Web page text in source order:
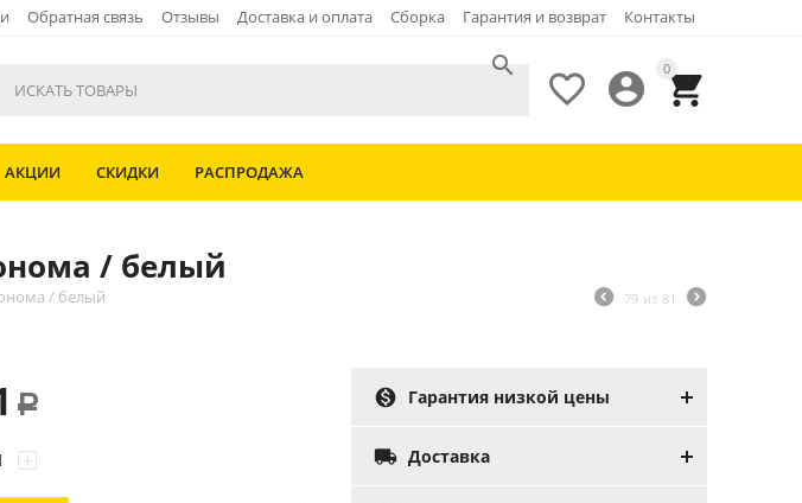
Обратная связь Отзывы Доставка и оплата Сборка Гарантия и возврат Контакты
0



АКЦИИ СКИДКИ РАСПРОДАЖА
/ белый
/ белый 79 из 81
Р
+
 Гарантия низкой цены
 Доставка